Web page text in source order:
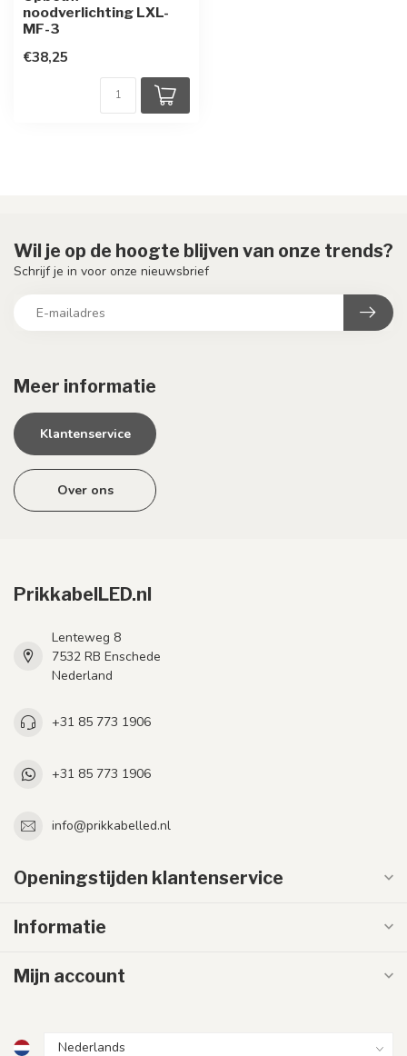
noodverlichting LXL-
MF-3
€38,25
Meer informatie
Klantenservice
Over ons
Wil je op de hoogte blijven van onze trends?
Schrijf je in voor onze nieuwsbrief
PrikkabelLED.nl
Lenteweg 8
7532 RB Enschede
Nederland
+31 85 773 1906
+31 85 773 1906
info@prikkabelled.nl
Openingstijden klantenservice
Informatie
Mijn account